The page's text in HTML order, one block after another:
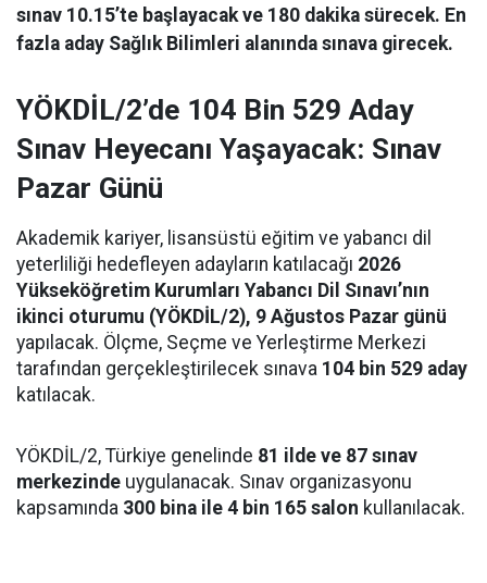
sınav 10.15’te başlayacak ve 180 dakika sürecek. En
fazla aday Sağlık Bilimleri alanında sınava girecek.
YÖKDİL/2’de 104 Bin 529 Aday
Sınav Heyecanı Yaşayacak: Sınav
Pazar Günü
Akademik kariyer, lisansüstü eğitim ve yabancı dil
yeterliliği hedefleyen adayların katılacağı 2026
Yükseköğretim Kurumları Yabancı Dil Sınavı’nın
ikinci oturumu (YÖKDİL/2), 9 Ağustos Pazar günü
yapılacak. Ölçme, Seçme ve Yerleştirme Merkezi
tarafından gerçekleştirilecek sınava 104 bin 529 aday
katılacak.
YÖKDİL/2, Türkiye genelinde 81 ilde ve 87 sınav
merkezinde uygulanacak. Sınav organizasyonu
kapsamında 300 bina ile 4 bin 165 salon kullanılacak.